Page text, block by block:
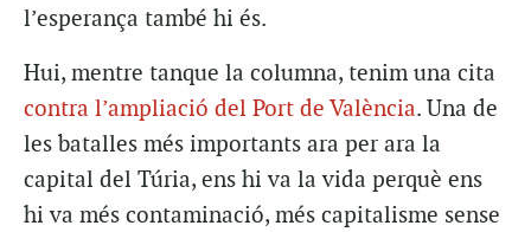
l’esperança també hi és.
Hui, mentre tanque la columna, tenim una cita
contra l’ampliació del Port de València. Una de
les batalles més importants ara per ara la
capital del Túria, ens hi va la vida perquè ens
hi va més contaminació, més capitalisme sense